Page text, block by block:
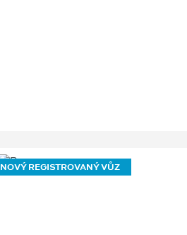
NOVÝ REGISTROVANÝ VŮZ